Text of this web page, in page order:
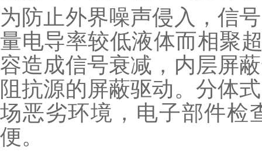
为防止外界噪声侵入，信
量电导率较低液体而相聚
容造成信号衰减，内层屏
阻抗源的屏蔽驱动。分体
场恶劣环境，电子部件检
便。